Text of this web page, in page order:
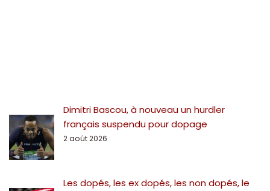
Dimitri Bascou, à nouveau un hurdler
français suspendu pour dopage
2 août 2026
Les dopés, les ex dopés, les non dopés, le